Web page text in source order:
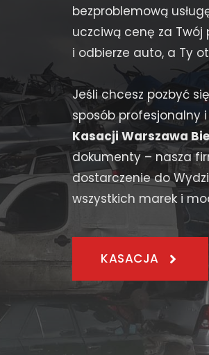
bezproblemową
uczciwą cenę za Twój
i odbierze auto, a Ty
Jeśli chcesz pozbyć
sposób profesjonalny
Kasacji Warszawa
dokumenty – nasza
dostarczenie do
wszystkich marek i
KASACJA